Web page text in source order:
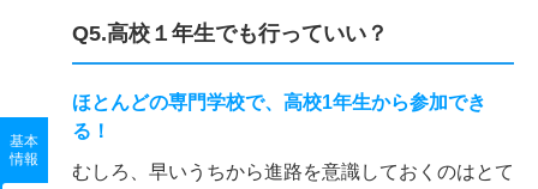
基本
情報
Q5.高校１年生でも行っていい？
ほとんどの専門学校で、高校1年生から参加でき
る！
むしろ、早いうちから進路を意識しておくのはとて